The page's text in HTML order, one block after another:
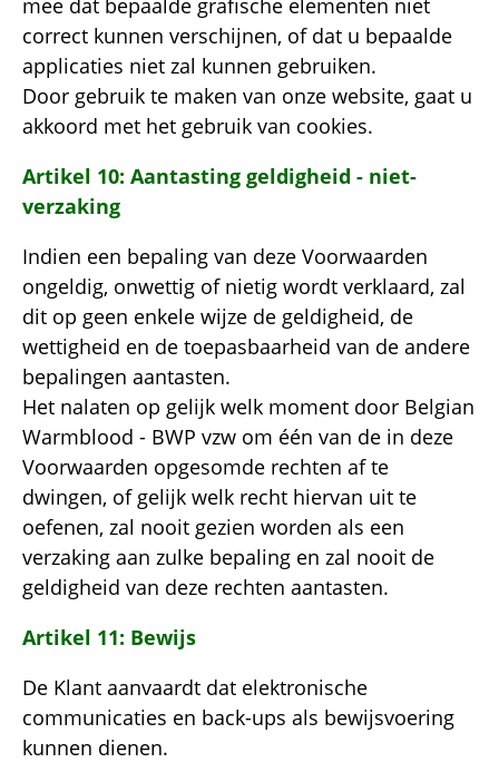
correct kunnen verschijnen, of dat u bepaalde
applicaties niet zal kunnen gebruiken.
Door gebruik te maken van onze website, gaat u
akkoord met het gebruik van cookies.
Artikel 10: Aantasting geldigheid - niet-
verzaking
Indien een bepaling van deze Voorwaarden
ongeldig, onwettig of nietig wordt verklaard, zal
dit op geen enkele wijze de geldigheid, de
wettigheid en de toepasbaarheid van de andere
bepalingen aantasten.
Het nalaten op gelijk welk moment door Belgian
Warmblood - BWP vzw om één van de in deze
Voorwaarden opgesomde rechten af te
dwingen, of gelijk welk recht hiervan uit te
oefenen, zal nooit gezien worden als een
verzaking aan zulke bepaling en zal nooit de
geldigheid van deze rechten aantasten.
Artikel 11: Bewijs
De Klant aanvaardt dat elektronische
communicaties en back-ups als bewijsvoering
kunnen dienen.